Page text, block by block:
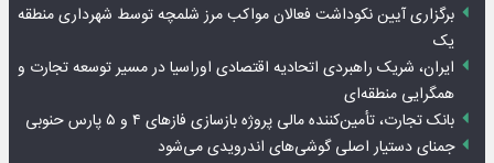
برگزاری آیین نکوداشت فعالان مواکب مرز شلمچه توسط شهرداری منطقه
یک
ایران، شریک راهبردی اتحادیه اقتصادی اوراسیا در مسیر توسعه تجارت و
همگرایی منطقه‌ای
بانک تجارت، تأمین‌کننده مالی پروژه بازسازی فازهای ۴ و ۵ پارس حنوبی
جمنای دستیار اصلی گوشی‌های اندرویدی می‌شود